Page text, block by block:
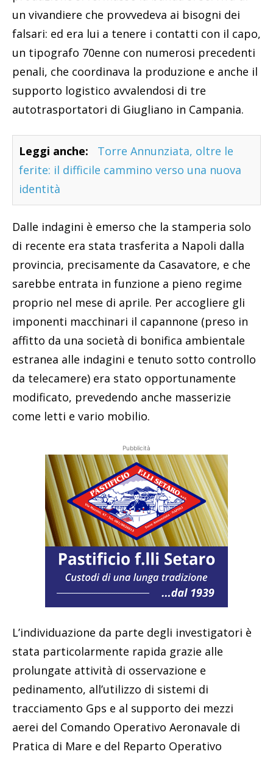
un vivandiere che provvedeva ai bisogni dei
falsari: ed era lui a tenere i contatti con il capo,
un tipografo 70enne con numerosi precedenti
penali, che coordinava la produzione e anche il
supporto logistico avvalendosi di tre
autotrasportatori di Giugliano in Campania.
Leggi anche:
Torre Annunziata, oltre le
ferite: il difficile cammino verso una nuova
identità
Dalle indagini è emerso che la stamperia solo
di recente era stata trasferita a Napoli dalla
provincia, precisamente da Casavatore, e che
sarebbe entrata in funzione a pieno regime
proprio nel mese di aprile. Per accogliere gli
imponenti macchinari il capannone (preso in
affitto da una società di bonifica ambientale
estranea alle indagini e tenuto sotto controllo
da telecamere) era stato opportunamente
modificato, prevedendo anche masserizie
come letti e vario mobilio.
Pubblicità
L’individuazione da parte degli investigatori è
stata particolarmente rapida grazie alle
prolungate attività di osservazione e
pedinamento, all’utilizzo di sistemi di
tracciamento Gps e al supporto dei mezzi
aerei del Comando Operativo Aeronavale di
Pratica di Mare e del Reparto Operativo